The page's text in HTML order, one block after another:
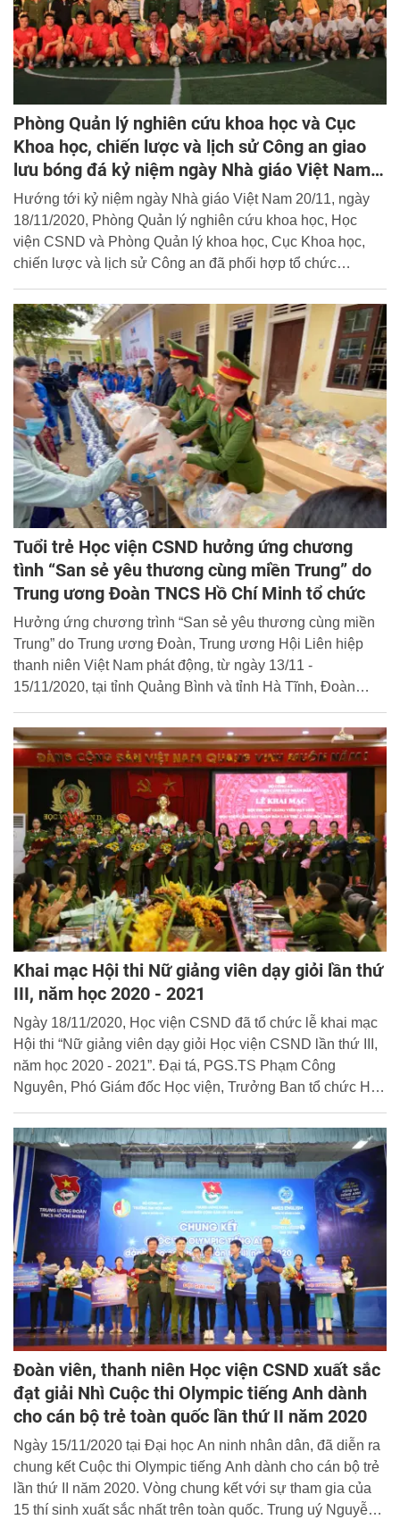
Phòng Quản lý nghiên cứu khoa học và Cục
Khoa học, chiến lược và lịch sử Công an giao
lưu bóng đá kỷ niệm ngày Nhà giáo Việt Nam
20/11
Hướng tới kỷ niệm ngày Nhà giáo Việt Nam 20/11, ngày
18/11/2020, Phòng Quản lý nghiên cứu khoa học, Học
viện CSND và Phòng Quản lý khoa học, Cục Khoa học,
chiến lược và lịch sử Công an đã phối hợp tổ chức
sĩ hai đơn vị.
Tuổi trẻ Học viện CSND hưởng ứng chương
tình “San sẻ yêu thương cùng miền Trung” do
Trung ương Đoàn TNCS Hồ Chí Minh tổ chức
Hưởng ứng chương trình “San sẻ yêu thương cùng miền
Trung” do Trung ương Đoàn, Trung ương Hội Liên hiệp
thanh niên Việt Nam phát động, từ ngày 13/11 -
15/11/2020, tại tỉnh Quảng Bình và tỉnh Hà Tĩnh, Đoàn
của Trung ương Đoàn TNCS Hồ Chí Minh tham gia
Chương trình “San sẻ yêu thương cùng miền Trung”.
Khai mạc Hội thi Nữ giảng viên dạy giỏi lần thứ
III, năm học 2020 - 2021
Ngày 18/11/2020, Học viện CSND đã tổ chức lễ khai mạc
Hội thi “Nữ giảng viên dạy giỏi Học viện CSND lần thứ III,
năm học 2020 - 2021”. Đại tá, PGS.TS Phạm Công
Nguyên, Phó Giám đốc Học viện, Trưởng Ban tổ chức Hội
Đoàn viên, thanh niên Học viện CSND xuất sắc
đạt giải Nhì Cuộc thi Olympic tiếng Anh dành
cho cán bộ trẻ toàn quốc lần thứ II năm 2020
Ngày 15/11/2020 tại Đại học An ninh nhân dân, đã diễn ra
chung kết Cuộc thi Olympic tiếng Anh dành cho cán bộ trẻ
lần thứ II năm 2020. Vòng chung kết với sự tham gia của
15 thí sinh xuất sắc nhất trên toàn quốc. Trung uý Nguyễn